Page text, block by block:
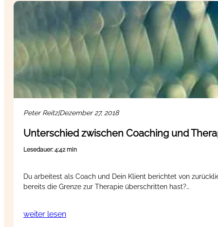
Peter Reitz|Dezember 27, 2018
Unterschied zwischen Coaching und
Lesedauer: 4:42 min
Du arbeitest als Coach und Dein Klient berichtet von
bereits die Grenze zur Therapie überschritten hast?…
weiter lesen